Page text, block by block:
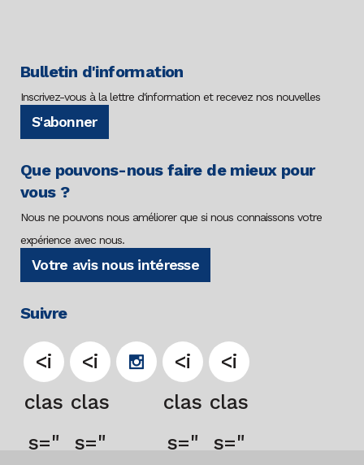
Bulletin d'information
Inscrivez-vous à la lettre d'information et recevez nos nouvelles
S'abonner
Que pouvons-nous faire de mieux pour
vous ?
Nous ne pouvons nous améliorer que si nous connaissons votre
expérience avec nous.
Votre avis nous intéresse
Suivre
<i
clas
s="
<i
clas
s="
<i
clas
s="
<i
clas
s="